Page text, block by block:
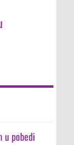
u pobedi